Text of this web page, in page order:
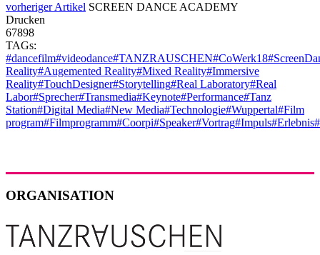
vorheriger Artikel SCREEN DANCE ACADEMY
Drucken
67898
TAGs:
#dancefilm#videodance#TANZRAUSCHEN#CoWerk18
Reality#Augemented Reality#Mixed Reality#Immersive
Reality#TouchDesigner#Storytelling#Real Laboratory#Real
Labor#Sprecher#Transmedia#Keynote#Performance#Tanz
Station#Digital Media#New Media#Technologie#Wuppertal#Film
program#Filmprogramm#Coorpi#Speaker#Vortrag#Impuls#Erlebnis
ORGANISATION